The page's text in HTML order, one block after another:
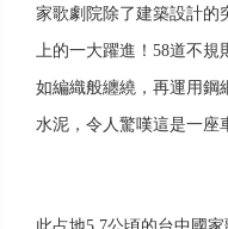
家歌劇院除了建築設計的
上的一大躍進！58道不規
如編織般纏繞，再運用鋼
水泥，令人驚嘆這是一座